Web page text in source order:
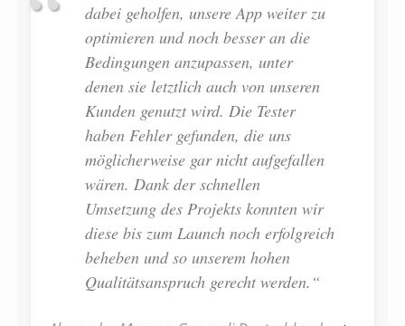
dabei geholfen, unsere App weiter zu
optimieren und noch besser an die
Bedingungen anzupassen, unter
denen sie letztlich auch von unseren
Kunden genutzt wird. Die Tester
haben Fehler gefunden, die uns
möglicherweise gar nicht aufgefallen
wären. Dank der schnellen
Umsetzung des Projekts konnten wir
diese bis zum Launch noch erfolgreich
beheben und so unserem hohen
Qualitätsanspruch gerecht werden.“